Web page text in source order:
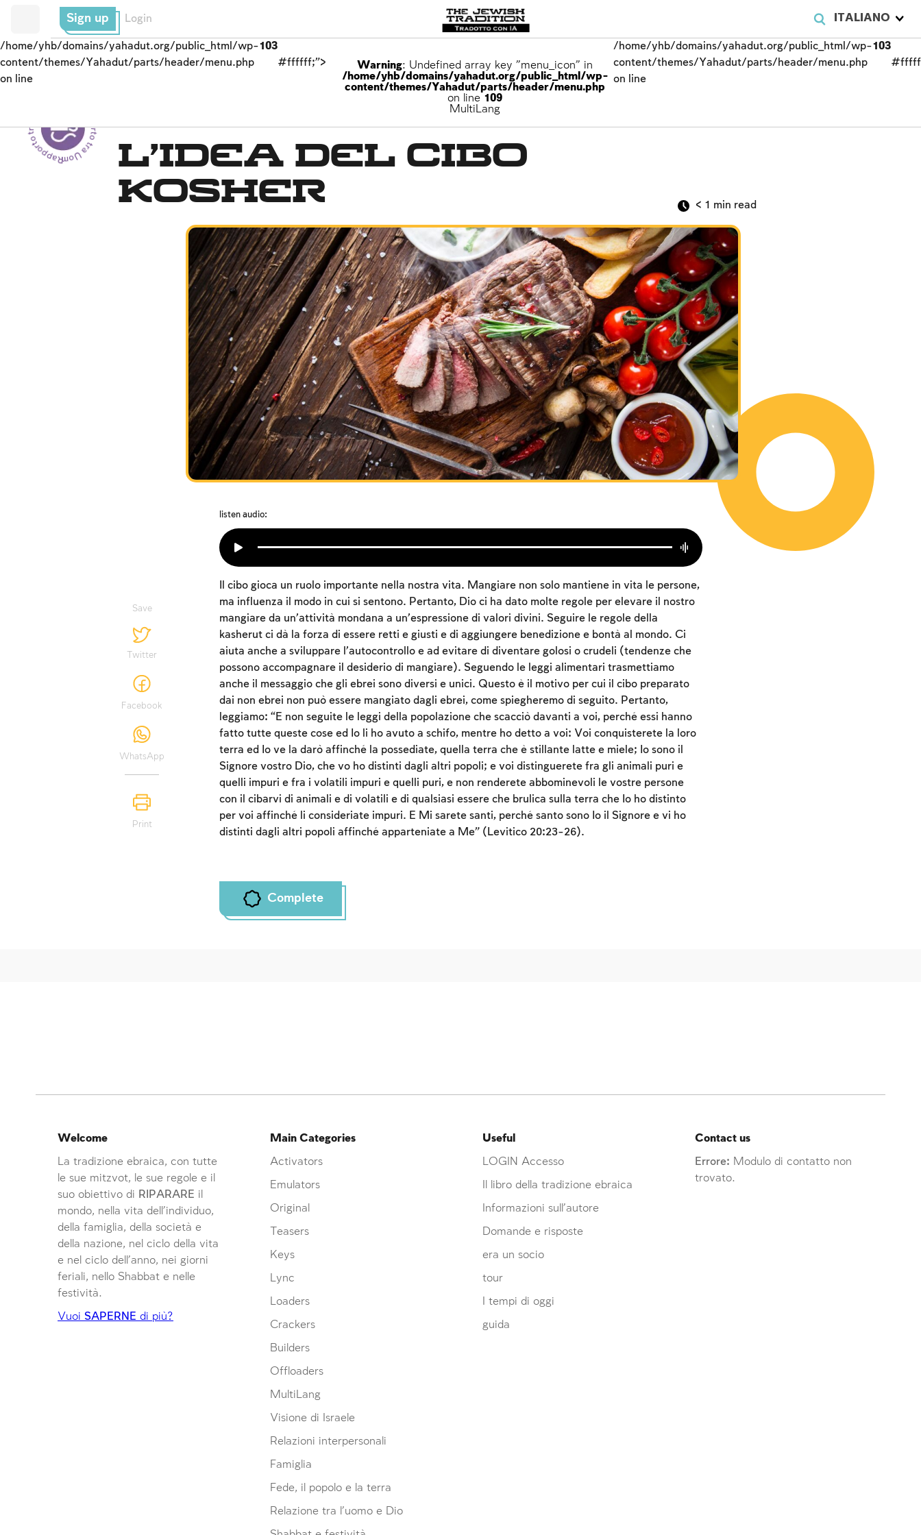
ITALIANO
Sign up Login
/home/yhb/domains/yahadut.org/public_html/wp-
content/themes/Yahadut/parts/header/menu.php
on line
103
#ffffff;">
Warning: Undefined array key "menu_icon" in
/home/yhb/domains/yahadut.org/public_html/wp-
content/themes/Yahadut/parts/header/menu.php
on line 109
MultiLang
/home/yhb/domains/yahadut.org/public_html/wp-
content/themes/Yahadut/parts/header/menu.php
on line
103
Rapporto tra Uomo e Dio - Rapporto tra Uomo e Dio -- L’idea del cibo
kosher
< 1 min read
listen audio:
Save
Twitter
Facebook
WhatsApp
Print
Il cibo gioca un ruolo importante nella nostra vita. Mangiare non solo mantiene in vita le persone,
ma influenza il modo in cui si sentono. Pertanto, Dio ci ha dato molte regole per elevare il nostro
mangiare da un’attività mondana a un’espressione di valori divini. Seguire le regole della
kasherut ci dà la forza di essere retti e giusti e di aggiungere benedizione e bontà al mondo. Ci
aiuta anche a sviluppare l’autocontrollo e ad evitare di diventare golosi o crudeli (tendenze che
possono accompagnare il desiderio di mangiare). Seguendo le leggi alimentari trasmettiamo
anche il messaggio che gli ebrei sono diversi e unici. Questo è il motivo per cui il cibo preparato
dai non ebrei non può essere mangiato dagli ebrei, come spiegheremo di seguito. Pertanto,
leggiamo: “E non seguite le leggi della popolazione che scacciò davanti a voi, perché essi hanno
fatto tutte queste cose ed Io li ho avuto a schifo, mentre ho detto a voi: Voi conquisterete la loro
terra ed Io ve la darò affinché la possediate, quella terra che è stillante latte e miele; Io sono il
Signore vostro Dio, che vo ho distinti dagli altri popoli; e voi distinguerete fra gli animali puri e
quelli impuri e fra i volatili impuri e quelli puri, e non renderete abbominevoli le vostre persone
con il cibarvi di animali e di volatili e di qualsiasi essere che brulica sulla terra che Io ho distinto
per voi affinché li consideriate impuri. E Mi sarete santi, perché santo sono Io il Signore e vi ho
distinti dagli altri popoli affinché apparteniate a Me” (Levitico 20:23-26).
Complete
Account required
To mark concepts as learned, you'll need to create
an account or log in.
Contact us
Errore: Modulo di contatto non
trovato.
Useful
LOGIN Accesso
Il libro della tradizione ebraica
Informazioni sull’autore
Domande e risposte
era un socio
tour
I tempi di oggi
guida
Main Categories
Activators
Emulators
Original
Teasers
Keys
Lync
Loaders
Crackers
Builders
Offloaders
MultiLang
Visione di Israele
Relazioni interpersonali
Famiglia
Fede, il popolo e la terra
Relazione tra l'uomo e Dio
Welcome
La tradizione ebraica, con tutte
le sue mitzvot, le sue regole e il
suo obiettivo di RIPARARE il
mondo, nella vita dell’individuo,
della famiglia, della società e
della nazione, nel ciclo della vita
e nel ciclo dell’anno, nei giorni
feriali, nello Shabbat e nelle
festività.
Vuoi SAPERNE di più?